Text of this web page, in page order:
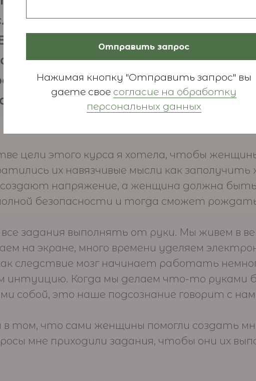
семинарах
мне пришел
сложности.
этого курса
женщин найти
почему у меня не
детей?
цели этого курса я хотела, чтобы
их навязчивые мысли как
создают напряжение, а женщина должна
безопасности и тогда сможет
все задания выполнять от руки. Мы живем в
на экране, много времени уделяем
следствие мозг начинает работать
интуицию. Когда мы делаем что-то руками
собой, это наше подсознание говорит с
в том, что сами женщины помогли создать
мне приходили задания, чтобы они их
Отправить запрос
Нажимая кнопку "Отправить запрос" вы
даете свое согласие на обработку
персональных данных